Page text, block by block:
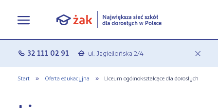
Oferta edukacyjna
Pełna oferta edukacyjna
Rekrutacja
c 32 111 02 91 a ul. Jagiellońska 2/4
Start » Oferta edukacyjna » Liceum ogólnokształcące dla dorosłych